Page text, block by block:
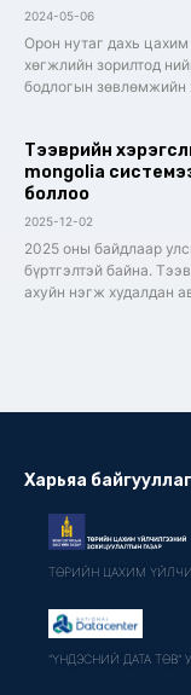
2024-05-06
Орон нутаг дахь
хөгжлийн зорилтод
бодлогын зөвлөмжийн
Тээврийн
mongolia
боллоо
2025-12-02
2025 оны байдлаар
бүртгэлтэй байна.
ахуйн нэгж худалдан
Харьяа
ТӨРИЙН ЦАХИМ
"ҮНДЭСНИЙ ДАТА ТӨВ"